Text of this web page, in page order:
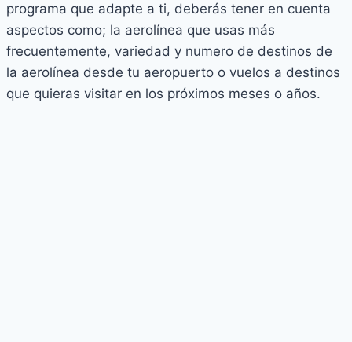
programa que adapte a ti, deberás tener en cuenta
aspectos como; la aerolínea que usas más
frecuentemente, variedad y numero de destinos de
la aerolínea desde tu aeropuerto o vuelos a destinos
que quieras visitar en los próximos meses o años.